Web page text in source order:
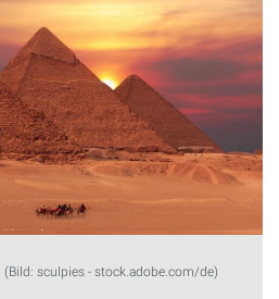
(Bild: sculpies - stock.adobe.com/de)